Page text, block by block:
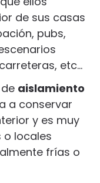
de sus casas
pubs,
etc…
aislamiento
a conservar
y es muy
locales
frías o